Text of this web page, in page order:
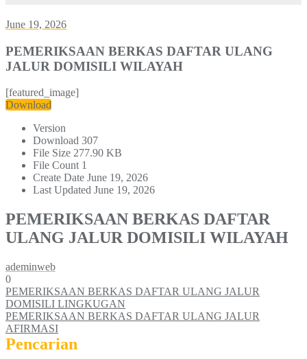
June 19, 2026
PEMERIKSAAN BERKAS DAFTAR ULANG
JALUR DOMISILI WILAYAH
[featured_image]
Download
Version
Download 307
File Size 277.90 KB
File Count 1
Create Date June 19, 2026
Last Updated June 19, 2026
PEMERIKSAAN BERKAS DAFTAR
ULANG JALUR DOMISILI WILAYAH
ademinweb
0
Post
navigation
PEMERIKSAAN BERKAS DAFTAR ULANG JALUR
DOMISILI LINGKUGAN
PEMERIKSAAN BERKAS DAFTAR ULANG JALUR
AFIRMASI
Pencarian